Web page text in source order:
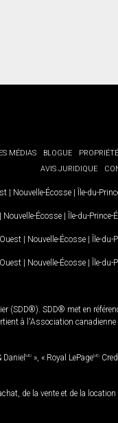
MÉDIAS BLOGUE
AVIS JURIDIQUE
| Nouvelle-Écosse | Île-du-
| Nouvelle-Écosse | Île-du-Prince-
| Nouvelle-Écosse | Île-du-
| Nouvelle-Écosse | Île-du-
(SDD®). SDD® met en
à l'Association canadienne
MD », « Royal LePageMD
de la vente et de la